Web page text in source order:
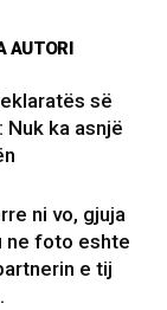
AUTORI
së
ka asnjë
ni vo, gjuja
ne foto eshte
e tij